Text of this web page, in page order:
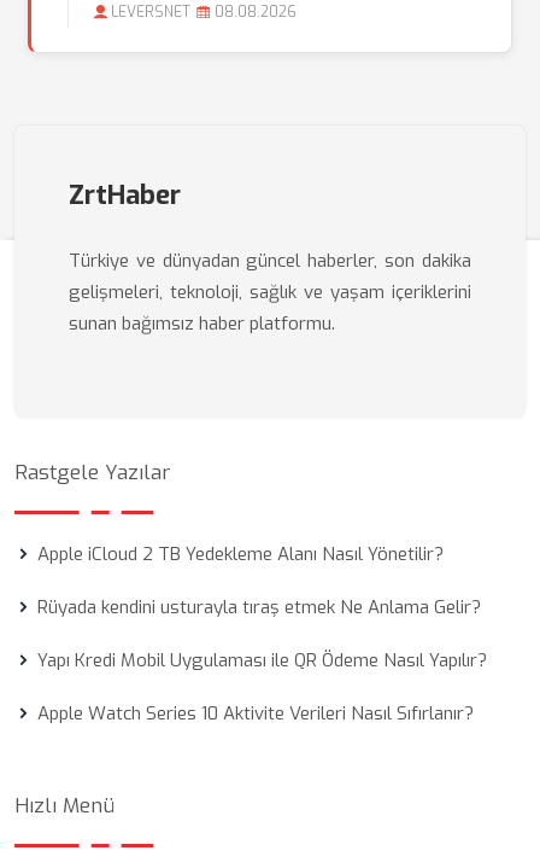
LEVERSNET 08.08.2026
ZrtHaber
Türkiye ve dünyadan güncel haberler, son dakika
gelişmeleri, teknoloji, sağlık ve yaşam içeriklerini
sunan bağımsız haber platformu.
Rastgele Yazılar
Apple iCloud 2 TB Yedekleme Alanı Nasıl Yönetilir?
Rüyada kendini usturayla tıraş etmek Ne Anlama Gelir?
Yapı Kredi Mobil Uygulaması ile QR Ödeme Nasıl Yapılır?
Apple Watch Series 10 Aktivite Verileri Nasıl Sıfırlanır?
Hızlı Menü